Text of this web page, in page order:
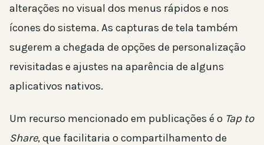
alterações no visual dos menus rápidos e nos
ícones do sistema. As capturas de tela também
sugerem a chegada de opções de personalização
revisitadas e ajustes na aparência de alguns
aplicativos nativos.
Um recurso mencionado em publicações é o Tap to
Share, que facilitaria o compartilhamento de